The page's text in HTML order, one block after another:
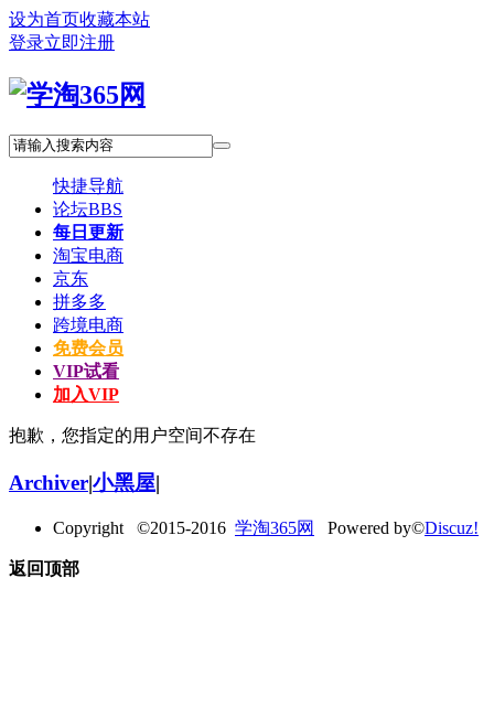
设为首页收藏本站
登录立即注册
快捷导航
论坛BBS
每日更新
淘宝电商
京东
拼多多
跨境电商
免费会员
VIP试看
加入VIP
抱歉，您指定的用户空间不存在
Archiver|小黑屋|
Copyright ©2015-2016 学淘365网 Powered by©Discuz!
返回顶部